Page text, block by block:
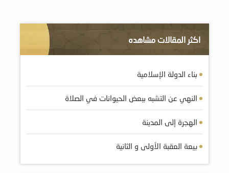
اكثر المقالات مشاهده
بناء الدولة الإسلامية
النهي عن التشبه ببعض الحيوانات في الصلاة
الهجرة إلى المدينة
بيعة العقبة الأولى و الثانية